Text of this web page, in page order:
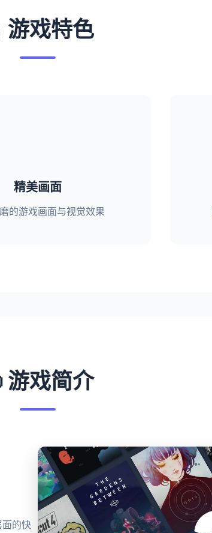
游戏特色
精美画面
的游戏画面与视觉效果
游戏简介
的快